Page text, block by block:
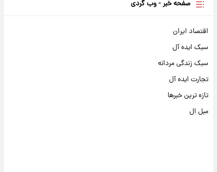
صفحه خبر - وب گردی
اقتصاد ایران
سبک ایده آل
سبک زندگی مردانه
تجارت ایده آل
تازه ترین خبرها
مبل ال